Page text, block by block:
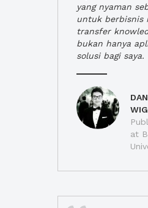
yang nyaman
untuk berbisnis
transfer
bukan hanya
solusi bagi saya.
at